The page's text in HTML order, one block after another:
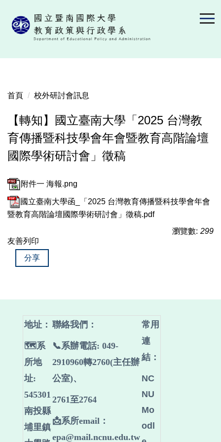
首頁 校外研討會訊息
【轉知】國立臺南大學「2025 台灣教
育傳播暨科技學會年會暨教育高階論壇
國際學術研討會」徵稿
附件一 海報.png
國立臺南大學函_「2025 台灣教育傳播暨科技學會年會
暨教育高階論壇國際學術研討會」徵稿.pdf
瀏覽數: 299
友善列印
分享
地址：
🗺️系
所地
址:
545301
南投縣
埔里鎮
聯絡我們 ：
📞系辦電話: 049-
2910960轉2760(主任辦
公室)、
2761至2764
📩系所email：
epa@mail.ncnu.edu.tw
常用
連
結：
NC
NU
Mo
odl